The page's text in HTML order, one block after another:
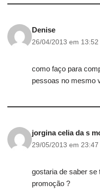
Denise
26/04/2013 em 13:52
como faço para
pessoas no mesmo
jorgina celia da s
29/05/2013 em 23:47
gostaria de saber
promoção ?